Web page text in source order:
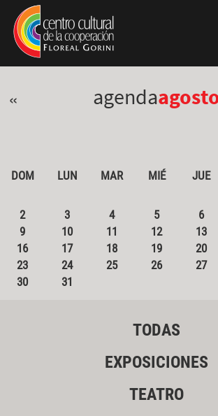
Pasar al contenido principal
Jump to main content
« agenda
DOM LUN MAR MIÉ JUE
2
3 4 5 6
9
10 11 12 13
16
17 18 19 20
23
24 25 26 27
30
31
TODAS
EXPOSICIONES
TEATRO